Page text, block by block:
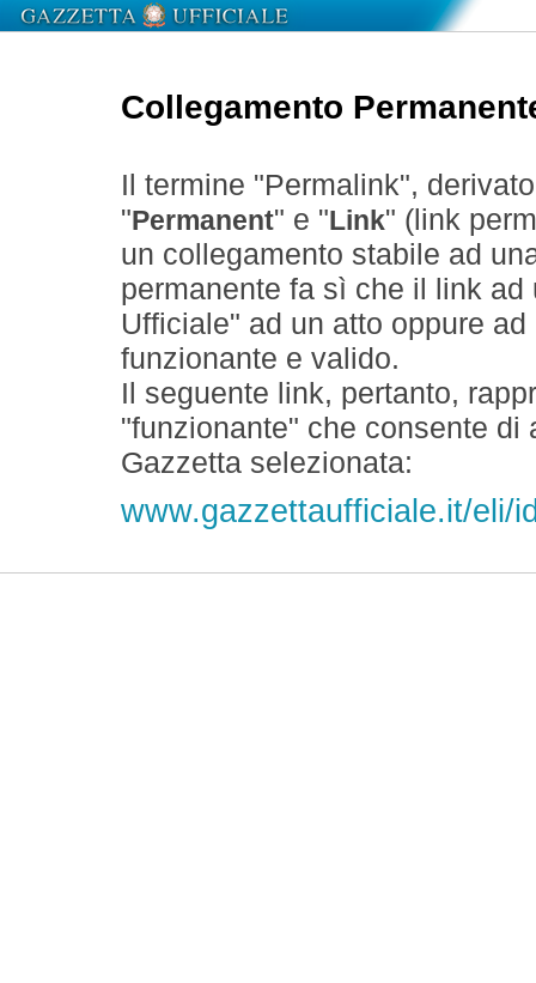
Collegamento
Il termine "Permalink",
" Permanent" e " Link" (link
un collegamento stabile ad
permanente fa sì che il link
Ufficiale" ad un atto oppure
funzionante e valido.
Il seguente link, pertanto,
"funzionante" che consente
Gazzetta selezionata:
www.gazzettaufficiale.it/eli/